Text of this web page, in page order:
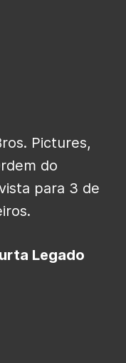
Pictures,
do
para 3 de
Legado